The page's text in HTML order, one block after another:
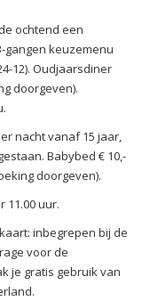
ochtend een
gangen keuzemenu
12). Oudjaarsdiner
doorgeven).
nacht vanaf 15 jaar,
Babybed € 10,-
doorgeven).
11.00 uur.
inbegrepen bij de
voor de
je gratis gebruik van